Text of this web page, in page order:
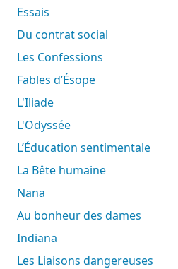
Essais
Du contrat social
Les Confessions
Fables d’Ésope
L'Iliade
L'Odyssée
L’Éducation sentimentale
La Bête humaine
Nana
Au bonheur des dames
Indiana
Les Liaisons dangereuses